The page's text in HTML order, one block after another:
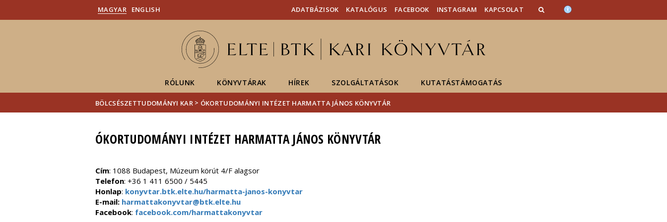
Hírek
Események
ELTE a
MAGYAR ENGLISH ADATBÁZISOK KATALÓGUS FACEBOOK INSTAGRAM KAPCSOLAT
RÓLUNK KÖNYVTÁRAK HÍREK SZOLGÁLTATÁSOK KUTATÁSTÁMOGATÁS
BÖLCSÉSZETTUDOMÁNYI KAR > ÓKORTUDOMÁNYI INTÉZET HARMATTA JÁNOS KÖNYVTÁR
ÓKORTUDOMÁNYI INTÉZET HARMATTA JÁNOS KÖNYVTÁR
Cím: 1088 Budapest, Múzeum körút 4/F alagsor
Telefon: +36 1 411 6500 / 5445
Honlap: konyvtar.btk.elte.hu/harmatta-janos-konyvtar
E-mail: harmattakonyvtar@btk.elte.hu
Facebook: facebook.com/harmattakonyvtar